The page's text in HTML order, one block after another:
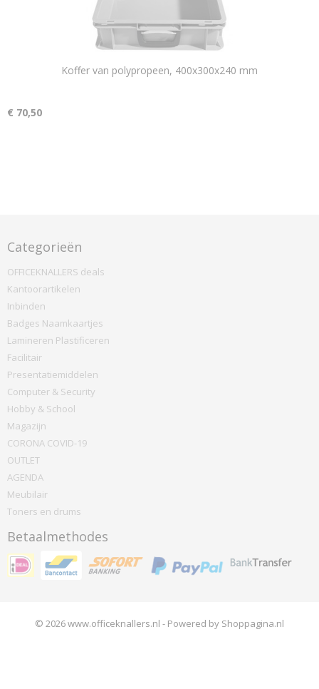
Koffer van polypropeen, 400x300x240 mm
€ 70,50
Categorieën
OFFICEKNALLERS deals
Kantoorartikelen
Inbinden
Badges Naamkaartjes
Lamineren Plastificeren
Facilitair
Presentatiemiddelen
Computer & Security
Hobby & School
Magazijn
CORONA COVID-19
OUTLET
AGENDA
Meubilair
Toners en drums
Betaalmethodes
© 2026 www.officeknallers.nl - Powered by Shoppagina.nl